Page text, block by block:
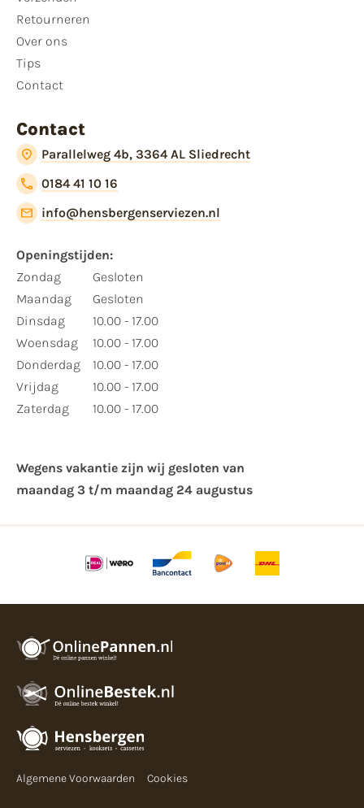
Retourneren
Over ons
Tips
Contact
Contact
Parallelweg 4b, 3364 AL Sliedrecht
0184 41 10 16
info@hensbergenserviezen.nl
Openingstijden:
Zondag
Maandag
Dinsdag
Woensdag
Donderdag
Vrijdag
Zaterdag
Gesloten
Gesloten
10.00 - 17.00
10.00 - 17.00
10.00 - 17.00
10.00 - 17.00
10.00 - 17.00
Wegens vakantie zijn wij gesloten van ​
maandag 3 t/m maandag 24 augustus
Algemene Voorwaarden Cookies